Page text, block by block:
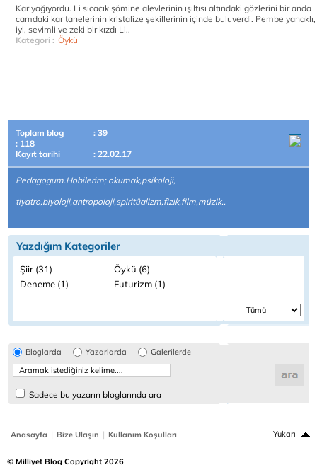
Kar yağıyordu. Li sıcacık şömine alevlerinin ışıltısı altındaki gözlerini bir anda
camdaki kar tanelerinin kristalize şekillerinin içinde buluverdi. Pembe yanaklı,
iyi, sevimli ve zeki bir kızdı Li..
Kategori : Öykü
Toplam blog
: 39
: 118
Kayıt tarihi
: 22.02.17
Pedagogum.Hobilerim; okumak,psikoloji,
tiyatro,biyoloji,antropoloji,spiritüalizm,fizik,film,müzik..
Yazdığım Kategoriler
Şiir (31)
Öykü (6)
Deneme (1)
Futurizm (1)
Bloglarda Yazarlarda Galerilerde
Sadece bu yazarın bloglarında ara
Anasayfa | Bize Ulaşın | Kullanım Koşulları Yukarı
© Milliyet Blog Copyright 2026